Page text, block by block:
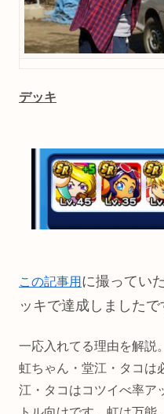
デッキ
この記事用 に撮ってい
ッキで達成しましたで
一応入れてる理由を解説。
虹ちゃん・堂江・タコは
江・タコはコツイべ率ア